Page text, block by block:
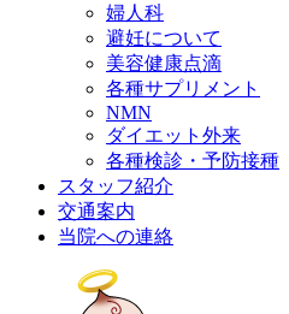
婦人科
避妊について
美容健康点滴
各種サプリメント
NMN
ダイエット外来
各種検診・予防接種
スタッフ紹介
交通案内
当院への連絡